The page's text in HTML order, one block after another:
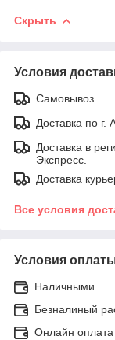
Скрыть
Условия
Самовывоз
Доставка по г.
Доставка в
Экспресс.
Доставка
Все условия
Условия
Наличными
Безналиный
Онлайн оплата